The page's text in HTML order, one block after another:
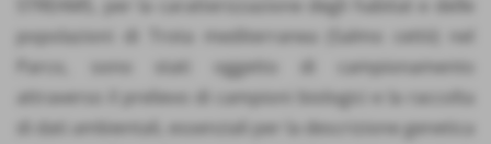
STREAMS, per la caratterizzazione degli habitat e delle
popolazioni di Trota mediterranea (Salmo cettii) nel
Parco, sono stati oggetto di campionamento
attraverso il prelievo di campioni biologici e la raccolta
di dati ambientali, essenziali per la descrizione genetica